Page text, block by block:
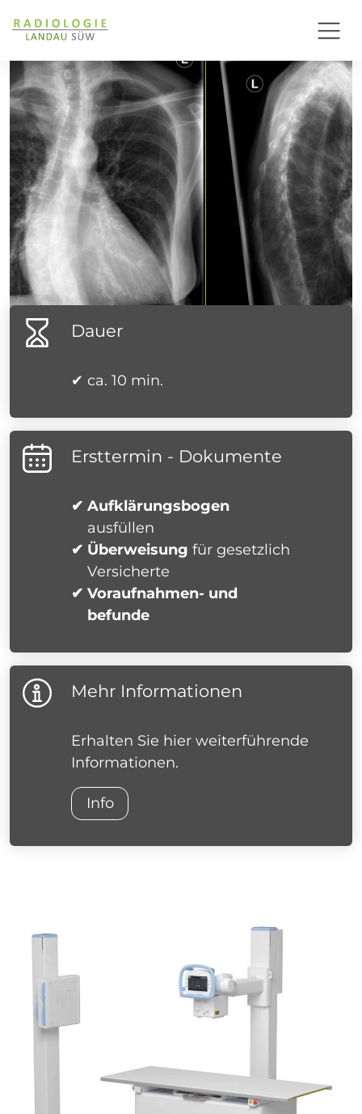
Dauer
✔ ca. 10 min.
Ersttermin - Dokumente
✔ Aufklärungsbogen
ausfüllen
✔ Überweisung für gesetzlich
Versicherte
✔ Voraufnahmen- und
befunde
Mehr Informationen
Erhalten Sie hier weiterführende
Informationen.
Info